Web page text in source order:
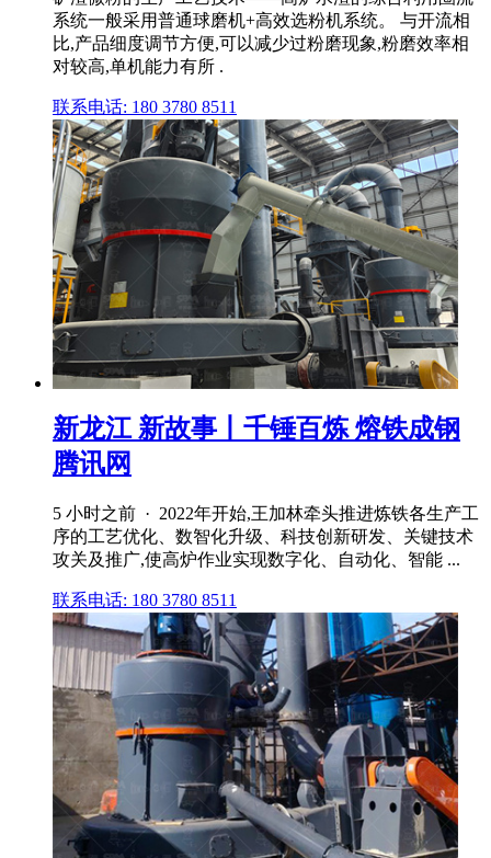
系统一般采用普通球磨机+高效选粉机系统。 与开流相
比,产品细度调节方便,可以减少过粉磨现象,粉磨效率相
对较高,单机能力有所 .
联系电话: 180 3780 8511
新龙江 新故事丨千锤百炼 熔铁成钢
腾讯网
5 小时之前 · 2022年开始,王加林牵头推进炼铁各生产工
序的工艺优化、数智化升级、科技创新研发、关键技术
攻关及推广,使高炉作业实现数字化、自动化、智能 ...
联系电话: 180 3780 8511